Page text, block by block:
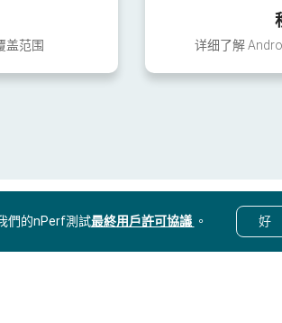
盖范围 详细了解
們的nPerf測試最終用戶許可協議 。 好